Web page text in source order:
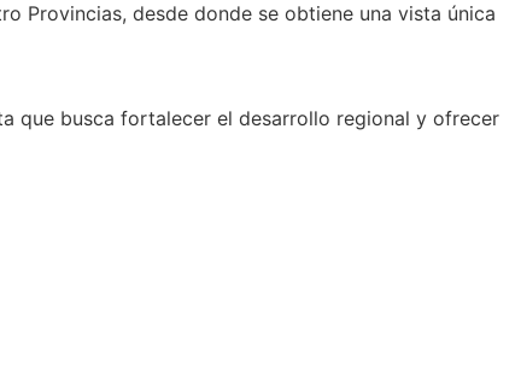
Provincias, desde donde se obtiene una vista única
que busca fortalecer el desarrollo regional y ofrecer